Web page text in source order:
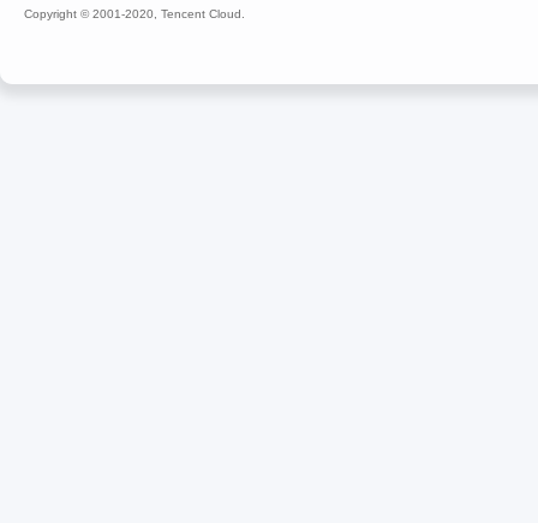
Copyright © 2001-2020, Tencent Cloud.